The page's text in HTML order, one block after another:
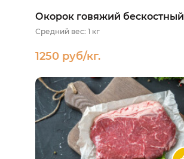
Окорок говяжий бескостный
Средний вес: 1 кг
1250 руб/кг.